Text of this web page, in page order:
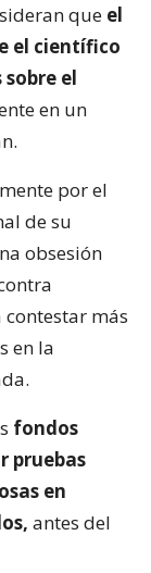
que el
el científico
el
en un
por el
de su
obsesión
más
en la
fondos
pruebas
en
antes del